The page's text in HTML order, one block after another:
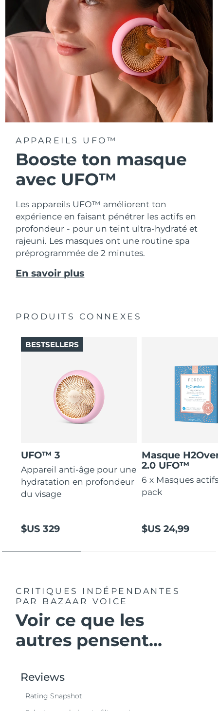
APPAREILS UFO™
Booste ton masque
avec UFO™
Les appareils UFO™ améliorent ton
expérience en faisant pénétrer les actifs en
profondeur - pour un teint ultra-hydraté et
rajeuni. Les masques ont une routine spa
préprogrammée de 2 minutes.
En savoir plus
PRODUITS CONNEXES
UFO™ 3
Appareil anti-âge pour une
hydratation en profondeur
du visage
$US 329
BESTSELLERS
Masque
2.0 UFO™
6 x Masques
pack
$US 24,99
CRITIQUES INDÉPENDANTES
PAR BAZAAR VOICE
Voir ce que les
autres pensent...
Turquie Livraison estimée
Émirats arabes unis Livraison estimée8/9/26
Royaume-Uni Livraison estimée8/8/26
États-Unis Livraison estimée 8/9/26
Ouzbékistan Livraison estimée8/13/26